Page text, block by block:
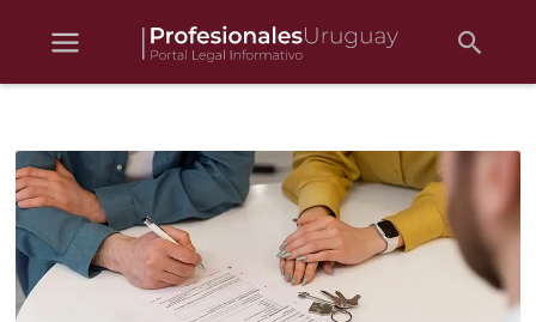
contenido